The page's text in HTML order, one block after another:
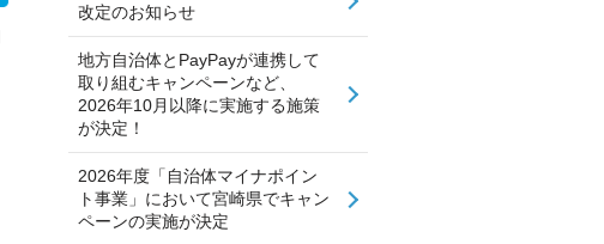
改定のお知らせ
地方自治体とPayPayが連携して
取り組むキャンペーンなど、
2026年10月以降に実施する施策
が決定！
2026年度「自治体マイナポイン
ト事業」において宮崎県でキャン
ペーンの実施が決定